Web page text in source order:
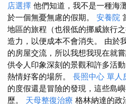
店選擇 他們知道，我不是一種海
於一個無憂無慮的假期。 安養院
地區的旅程（也很低的挪威旅行
造力，以便成本不會消失。 由於
的房屋交流，所以我想我現在就
供令人印象深刻的景觀和許多活
熱情好客的場所。 長照中心 單人
的度假還是冒險的發現，這些島
歷。 天母整復治療 格林納達的政